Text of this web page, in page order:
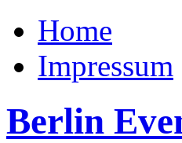
Home
Impressum
Berlin